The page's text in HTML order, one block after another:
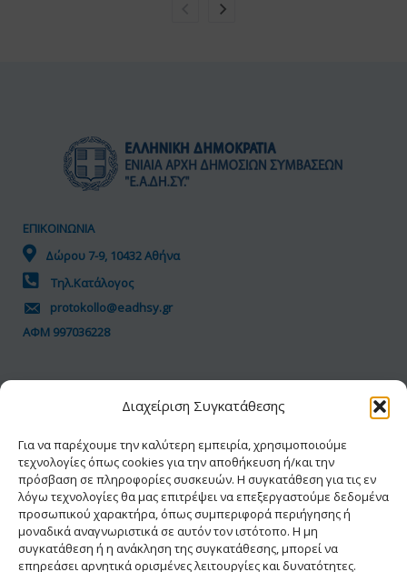
Διαχείριση Συγκατάθεσης
Για να παρέχουμε την καλύτερη εμπειρία, χρησιμοποιούμε
τεχνολογίες όπως cookies για την αποθήκευση ή/και την
πρόσβαση σε πληροφορίες συσκευών. Η συγκατάθεση για τις εν
λόγω τεχνολογίες θα μας επιτρέψει να επεξεργαστούμε δεδομένα
προσωπικού χαρακτήρα, όπως συμπεριφορά περιήγησης ή
μοναδικά αναγνωριστικά σε αυτόν τον ιστότοπο. Η μη
συγκατάθεση ή η ανάκληση της συγκατάθεσης, μπορεί να
επηρεάσει αρνητικά ορισμένες λειτουργίες και δυνατότητες.
ΕΠΙΚΟΙΝΩΝΙΑ
Δώρου 7-9, 10432 Αθήνα
Τηλ.Κατάλογος
protokollo@eadhsy.gr
ΑΦΜ 997036228
Προσωπικά Δεδομένα
Πολιτική Cookies
Δήλωση Προσβασιμότητας